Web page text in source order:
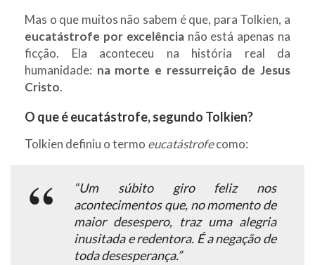
Mas o que muitos não sabem é que, para Tolkien, a
eucatástrofe por excelêncianão está apenas na
ficção. Ela aconteceu na história real da
humanidade: na morte e ressurreição de Jesus
Cristo.
O que é eucatástrofe, segundo Tolkien?
Tolkien definiu o termo eucatástrofecomo:
“Um súbito giro feliz nos
acontecimentos que, no momento de
maior desespero, traz uma alegria
inusitada e redentora. É a negação de
toda desesperança.”